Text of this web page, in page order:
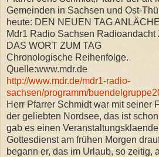
Gemeinden in Sachsen und Ost-
heute: DEN NEUEN TAG
Mdr1 Radio Sachsen
DAS WORT ZUM TAG
Chronologische Reihenfolge.
Quelle:www.mdr.de
http://www.mdr.de/mdr1-radio-
sachsen/programm/
Herr Pfarrer Schmidt war mit seiner
der geliebten Nordsee, das ist
gab es einen
Gottesdienst am frühen Morgen
begann er, das im Urlaub, so zeitig,